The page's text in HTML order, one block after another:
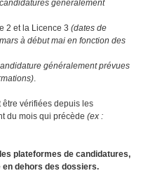
généralement
2 et la Licence 3 (dates de
à début mai en fonction des
généralement prévues
.
vérifiées depuis les
du mois qui précède (ex :
plateformes de candidatures,
dehors des dossiers.